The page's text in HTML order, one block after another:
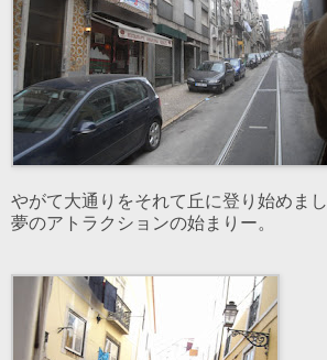
やがて大通りをそれて丘に登り始めまし
夢のアトラクションの始まりー。